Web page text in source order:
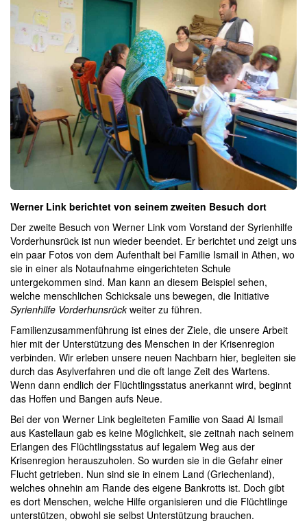
Werner Link berichtet von seinem zweiten Besuch dort
Der zweite Besuch von Werner Link vom Vorstand der Syrienhilfe
Vorderhunsrück ist nun wieder beendet. Er berichtet und zeigt uns
ein paar Fotos von dem Aufenthalt bei Familie Ismail in Athen, wo
sie in einer als Notaufnahme eingerichteten Schule
untergekommen sind. Man kann an diesem Beispiel sehen,
welche menschlichen Schicksale uns bewegen, die Initiative
Syrienhilfe Vorderhunsrückweiter zu führen.
Familienzusammenführung ist eines der Ziele, die unsere Arbeit
hier mit der Unterstützung des Menschen in der Krisenregion
verbinden. Wir erleben unsere neuen Nachbarn hier, begleiten sie
durch das Asylverfahren und die oft lange Zeit des Wartens.
Wenn dann endlich der Flüchtlingsstatus anerkannt wird, beginnt
das Hoffen und Bangen aufs Neue.
Bei der von Werner Link begleiteten Familie von Saad Al Ismail
aus Kastellaun gab es keine Möglichkeit, sie zeitnah nach seinem
Erlangen des Flüchtlingsstatus auf legalem Weg aus der
Krisenregion herauszuholen. So wurden sie in die Gefahr einer
Flucht getrieben. Nun sind sie in einem Land (Griechenland),
welches ohnehin am Rande des eigene Bankrotts ist. Doch gibt
es dort Menschen, welche Hilfe organisieren und die Flüchtlinge
unterstützen, obwohl sie selbst Unterstützung brauchen.